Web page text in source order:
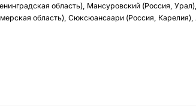
область), Мансуровский (Россия,
область), Сюксюансаари (Россия,